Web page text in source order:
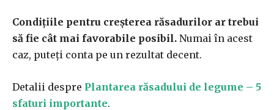
Condițiile pentru creșterea răsadurilor ar trebui
să fie cât mai favorabile posibil. Numai în acest
caz, puteți conta pe un rezultat decent.
Detalii despre Plantarea răsadului de legume – 5
sfaturi importante.